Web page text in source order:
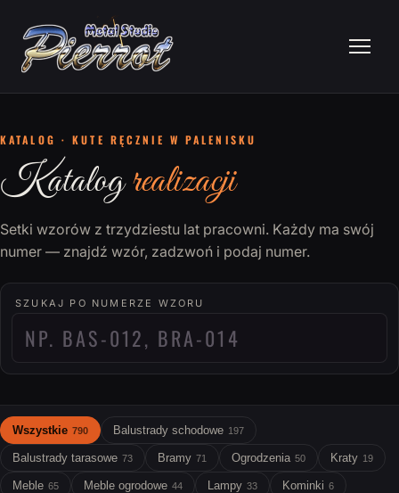
KATALOG · KUTE RĘCZNIE W PALENISKU
Katalogrealizacji
Setki wzorów z trzydziestu lat pracowni. Każdy ma swój
numer — znajdź wzór, zadzwoń i podaj numer.
SZUKAJ PO NUMERZE WZORU
Wszystkie 790 Balustrady schodowe 197
Balustrady tarasowe 73 Bramy 71 Ogrodzenia 50 Kraty 19
Meble 65 Meble ogrodowe 44 Lampy 33 Kominki 6